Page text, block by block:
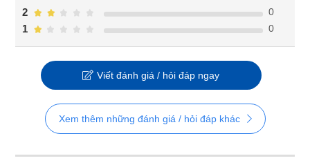
1 0
2 0
Viết đánh giá / hỏi đáp ngay
Xem thêm những đánh giá / hỏi đáp khác